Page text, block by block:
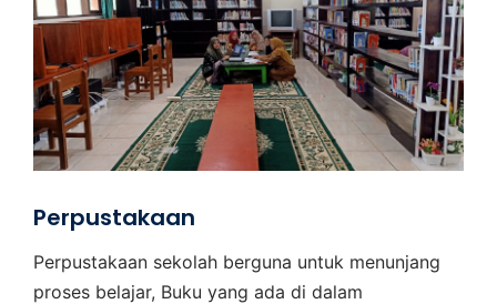
Perpustakaan
Perpustakaan sekolah berguna untuk menunjang
proses belajar, Buku yang ada di dalam